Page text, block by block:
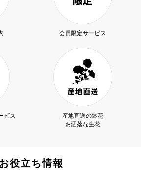
会員限定サービス
ビス
産地直送の鉢花
お洒落な生花
お役立ち情報